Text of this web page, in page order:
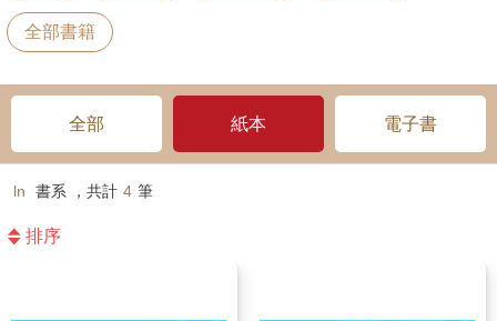
全部書籍
全部 紙本 電子書
ln 書系 ，共計 4 筆
排序